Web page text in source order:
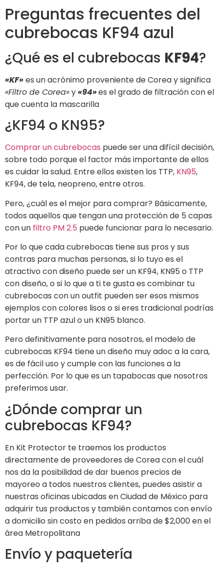
Preguntas frecuentes del
cubrebocas KF94 azul
¿Qué es el cubrebocas KF94?
«KF»es un acrónimo proveniente de Corea y significa
«Filtro de Corea»y«94»es el grado de filtración con el
que cuenta la mascarilla
¿KF94 o KN95?
Comprar un cubrebocas puede ser una difícil decisión,
sobre todo porque el factor más importante de ellos
es cuidar la salud. Entre ellos existen los TTP, KN95,
KF94, de tela, neopreno, entre otros.
Pero, ¿cuál es el mejor para comprar? Básicamente,
todos aquellos que tengan una protección de 5 capas
con un filtro PM 2.5 puede funcionar para lo necesario.
Por lo que cada cubrebocas tiene sus pros y sus
contras para muchas personas, si lo tuyo es el
atractivo con diseño puede ser un KF94, KN95 o TTP
con diseño, o si lo que a ti te gusta es combinar tu
cubrebocas con un outfit pueden ser esos mismos
ejemplos con colores lisos o si eres tradicional podrías
portar un TTP azul o un KN95 blanco.
Pero definitivamente para nosotros, el modelo de
cubrebocas KF94 tiene un diseño muy adoc a la cara,
es de fácil uso y cumple con las funciones a la
perfección. Por lo que es un tapabocas que nosotros
preferimos usar.
¿Dónde comprar un
cubrebocas KF94?
En Kit Protector te traemos los productos
directamente de proveedores de Corea con el cuál
nos da la posibilidad de dar buenos precios de
mayoreo a todos nuestros clientes, puedes asistir a
nuestras oficinas ubicadas en Ciudad de México para
adquirir tus productos y también contamos con envío
a domicilio sin costo en pedidos arriba de $2,000 en el
área Metropolitana
Envío y paquetería